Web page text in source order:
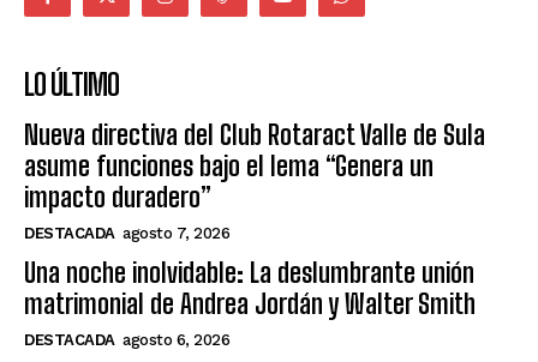
LO ÚLTIMO
Nueva directiva del Club Rotaract Valle de Sula
asume funciones bajo el lema “Genera un
impacto duradero”
DESTACADA agosto 7, 2026
Una noche inolvidable: La deslumbrante unión
matrimonial de Andrea Jordán y Walter Smith
DESTACADA agosto 6, 2026